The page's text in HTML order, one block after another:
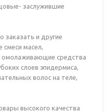
заслужившие
заказать и другие
смеси масел,
средства
слоев эпидермиса,
волос на теле,
высокого качества